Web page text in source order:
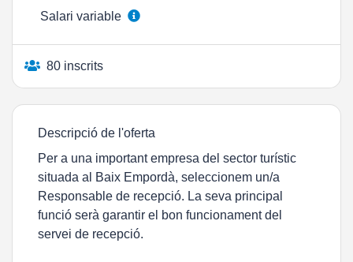
Salari variable
80 inscrits
Descripció de l'oferta
Per a una important empresa del sector turístic
situada al Baix Empordà, seleccionem un/a
Responsable de recepció. La seva principal
funció serà garantir el bon funcionament del
servei de recepció.